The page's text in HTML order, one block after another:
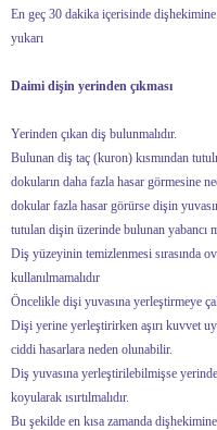
En geç 30 dakika içerisinde dişhekimine
yukarı
Daimi dişin yerinden çıkması
Yerinden çıkan diş bulunmalıdır.
Bulunan diş taç (kuron) kısmından
dokuların daha fazla hasar görmesine
dokular fazla hasar görürse dişin
tutulan dişin üzerinde bulunan yabancı
Diş yüzeyinin temizlenmesi sırasında
kullanılmamalıdır
Öncelikle dişi yuvasına yerleştirmeye
Dişi yerine yerleştirirken aşırı kuvvet
ciddi hasarlara neden olunabilir.
Diş yuvasına yerleştirilebilmişse
koyularak ısırtılmalıdır.
Bu şekilde en kısa zamanda